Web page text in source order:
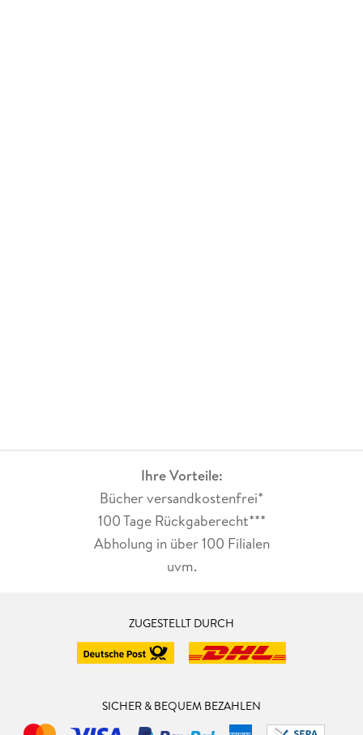
Ihre Vorteile:
Bücher versandkostenfrei*
100 Tage Rückgaberecht***
Abholung in über 100 Filialen
uvm.
ZUGESTELLT DURCH
SICHER & BEQUEM BEZAHLEN